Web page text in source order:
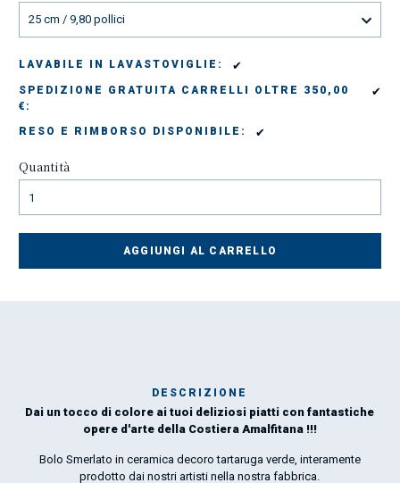
25 cm / 9,80 pollici
LAVABILE IN LAVASTOVIGLIE: ✔
SPEDIZIONE GRATUITA CARRELLI OLTRE 350,00
€:
✔
RESO E RIMBORSO DISPONIBILE: ✔
Quantità
AGGIUNGI AL CARRELLO
DESCRIZIONE
Dai un tocco di colore ai tuoi deliziosi piatti con fantastiche
opere d'arte della Costiera Amalfitana !!!
Bolo Smerlato in ceramica decoro tartaruga verde, interamente
prodotto dai nostri artisti nella nostra fabbrica.